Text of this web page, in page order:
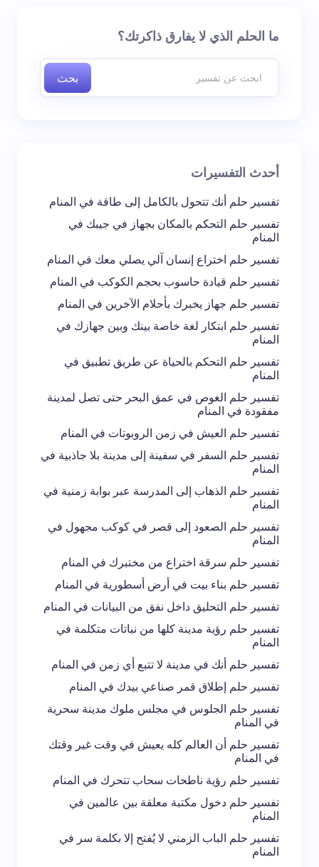
لن يتم نشر عنوان بريدك الإلكتروني. الحقول الإلزامية مشار
احفظ اسمي والبريد الإلكتروني في هذا المتصفح
لاستخدامه في المرة المقبلة في تعليقي.
ما الحلم الذي لا يفارق ذاكرتك؟
بحث
أحدث التفسيرات
تفسير حلم أنك تتحول بالكامل إلى طاقة في المنام
تفسير حلم التحكم بالمكان بجهاز في جيبك في
المنام
تفسير حلم اختراع إنسان آلي يصلي معك في المنام
تفسير حلم قيادة حاسوب بحجم الكوكب في المنام
تفسير حلم جهاز يخبرك بأحلام الآخرين في المنام
تفسير حلم ابتكار لغة خاصة بينك وبين جهازك في
المنام
تفسير حلم التحكم بالحياة عن طريق تطبيق في
المنام
تفسير حلم الغوص في عمق البحر حتى تصل لمدينة
مفقودة في المنام
تفسير حلم العيش في زمن الروبوتات في المنام
تفسير حلم السفر في سفينة إلى مدينة بلا جاذبية في
المنام
تفسير حلم الذهاب إلى المدرسة عبر بوابة زمنية في
المنام
تفسير حلم الصعود إلى قصر في كوكب مجهول في
المنام
تفسير حلم سرقة اختراع من مختبرك في المنام
تفسير حلم بناء بيت في أرض أسطورية في المنام
تفسير حلم التحليق داخل نفق من البيانات في المنام
تفسير حلم رؤية مدينة كلها من نباتات متكلمة في
المنام
تفسير حلم أنك في مدينة لا تتبع أي زمن في المنام
تفسير حلم إطلاق قمر صناعي بيدك في المنام
تفسير حلم الجلوس في مجلس ملوك مدينة سحرية
في المنام
تفسير حلم أن العالم كله يعيش في وقت غير وقتك
في المنام
تفسير حلم رؤية ناطحات سحاب تتحرك في المنام
تفسير حلم دخول مكتبة معلقة بين عالمين في
المنام
تفسير حلم الباب الزمني لا يُفتح إلا بكلمة سر في
المنام